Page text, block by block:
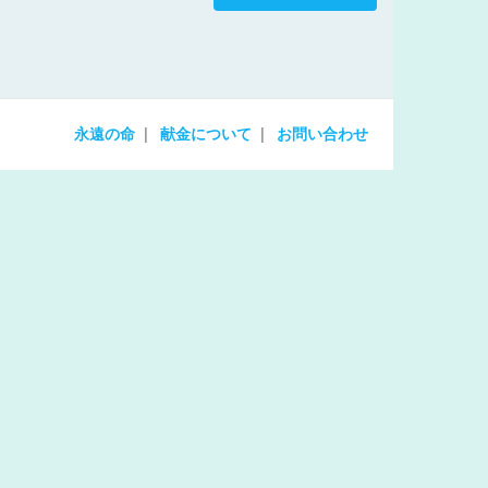
永遠の命 献金について お問い合わせ